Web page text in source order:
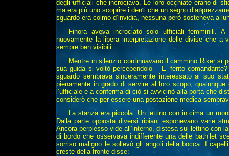
degli ufficiali che incrociava. Le loro occhiate erano di
ma era più uno scoprire i denti che un segno
sguardo era colmo d’invidia, nessuna però sosteneva a
Finora aveva incrociato solo ufficiali femminili.
nuovamente la libera interpretazione delle divise che
sempre ben visibili.
Mentre in silenzio continuavano il cammino Riker si
sua guida si voltò percependolo – E’ ferito
sguardo sembrava sinceramente interessato al suo
pienamente in grado di servire al loro scopo,
l’ufficiale e a conferma di ciò si avvicinò alla porta che
considerò che per essere una postazione medica
La stanza era piccola. Un lettino con in cima un
Dalla parte opposta diversi ripiani esponevano varie
Ancora perplesso vide all’interno, distesa sul lettino con
di bordo che osservava indifferente una delle bath’let
sorriso maligno le sollevò gli angoli della bocca. I
creste della fronte disse: